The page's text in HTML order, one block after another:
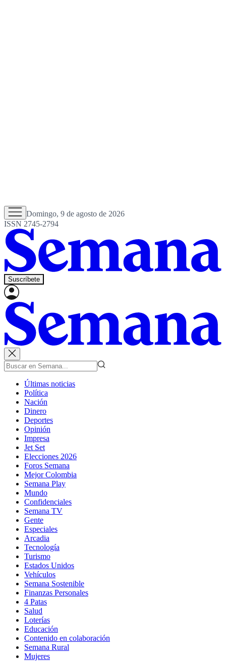
Domingo, 9 de agosto de 2026
ISSN 2745-2794
Suscríbete
Últimas noticias
Política
Nación
Dinero
Deportes
Opinión
Impresa
Jet Set
Elecciones 2026
Foros Semana
Mejor Colombia
Semana Play
Mundo
Confidenciales
Semana TV
Gente
Especiales
Arcadia
Tecnología
Turismo
Estados Unidos
Vehículos
Semana Sostenible
Finanzas Personales
4 Patas
Salud
Loterías
Educación
Contenido en colaboración
Semana Rural
Mujeres